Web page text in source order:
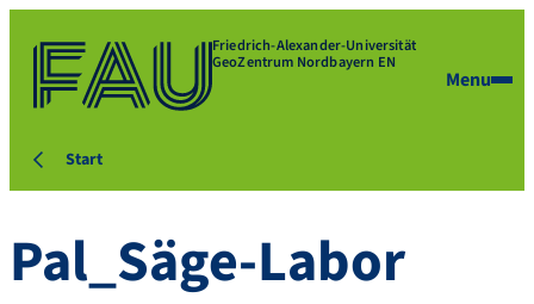
Friedrich-Alexander-Universität
GeoZentrum Nordbayern EN
Menu
Start
Pal_Säge-Labor